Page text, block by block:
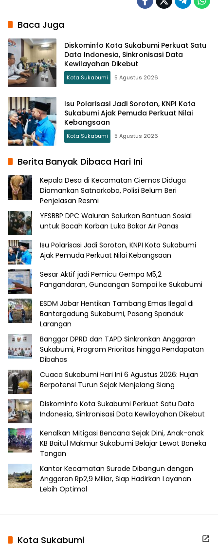
Baca Juga
Diskominfo Kota Sukabumi Perkuat Satu
Data Indonesia, Sinkronisasi Data
Kewilayahan Dikebut
Kota Sukabumi 5 Agustus 2026
Isu Polarisasi Jadi Sorotan, KNPI Kota
Sukabumi Ajak Pemuda Perkuat Nilai
Kebangsaan
Kota Sukabumi 5 Agustus 2026
Berita Banyak Dibaca Hari Ini
Kepala Desa di Kecamatan Ciemas Diduga
Diamankan Satnarkoba, Polisi Belum Beri
Penjelasan Resmi
YFSBBP DPC Waluran Salurkan Bantuan Sosial
untuk Bocah Korban Luka Bakar Air Panas
Isu Polarisasi Jadi Sorotan, KNPI Kota Sukabumi
Ajak Pemuda Perkuat Nilai Kebangsaan
Sesar Aktif jadi Pemicu Gempa M5,2
Pangandaran, Guncangan Sampai ke Sukabumi
ESDM Jabar Hentikan Tambang Emas Ilegal di
Bantargadung Sukabumi, Pasang Spanduk
Larangan
Banggar DPRD dan TAPD Sinkronkan Anggaran
Sukabumi, Program Prioritas hingga Pendapatan
Dibahas
Cuaca Sukabumi Hari Ini 6 Agustus 2026: Hujan
Berpotensi Turun Sejak Menjelang Siang
Diskominfo Kota Sukabumi Perkuat Satu Data
Indonesia, Sinkronisasi Data Kewilayahan Dikebut
Kenalkan Mitigasi Bencana Sejak Dini, Anak-anak
KB Baitul Makmur Sukabumi Belajar Lewat Boneka
Tangan
Kantor Kecamatan Surade Dibangun dengan
Anggaran Rp2,9 Miliar, Siap Hadirkan Layanan
Lebih Optimal
Kota Sukabumi